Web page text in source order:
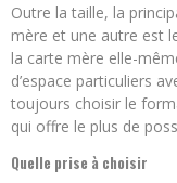
Outre la taille, la
mère et une autre est
la carte mère elle-
d’espace particuliers
toujours choisir le
qui offre le plus de
Quelle prise à choisir